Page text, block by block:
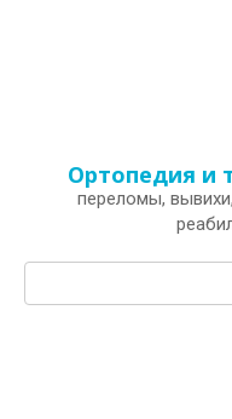
Ортопедия и
переломы,
Поиск: